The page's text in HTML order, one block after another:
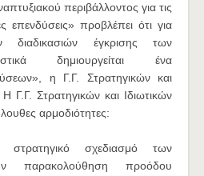
περιβάλλοντος για τις
επενδύσεις» προβλέπει ότι για
έγκρισης των
δημιουργείται ένα
η Γ.Γ. Στρατηγικών και
Γ.Γ. Στρατηγικών και Ιδιωτικών
αρμοδιότητες:
σχεδιασμό των
παρακολούθηση προόδου